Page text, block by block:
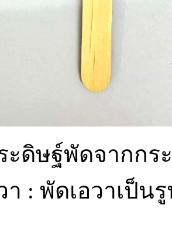
ะดิษฐ์พัดจากก
า : พัดเอวาเป็